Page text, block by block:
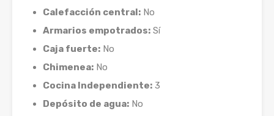
Calefacción central: No
Armarios empotrados: Sí
Caja fuerte: No
Chimenea: No
Cocina Independiente: 3
Depósito de agua: No